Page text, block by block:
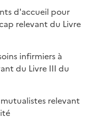
d'accueil pour
relevant du Livre
infirmiers à
du Livre III du
relevant